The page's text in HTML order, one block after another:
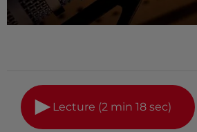
Lecture (2 min 18 sec)